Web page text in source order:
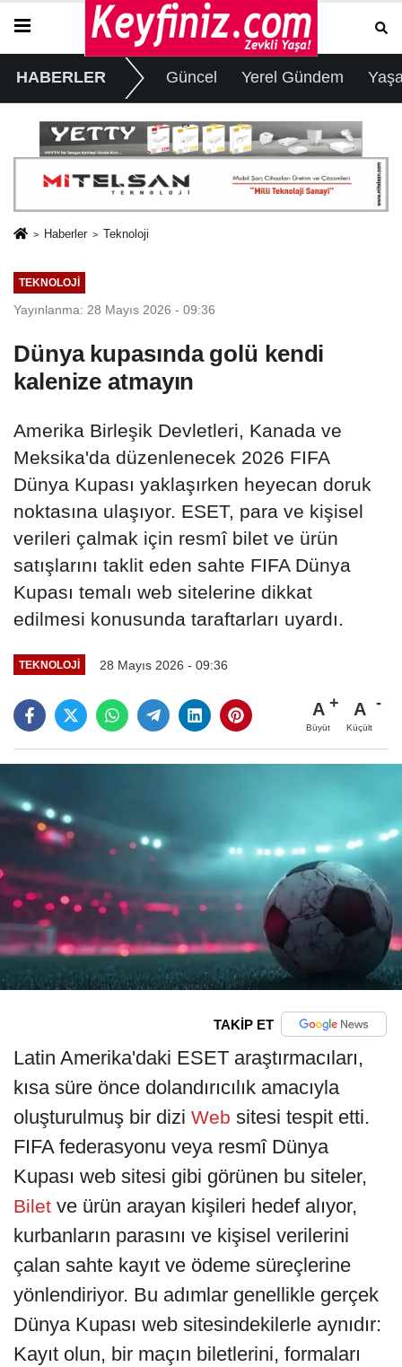
HABERLER Güncel Yerel Gündem
Haberler Teknoloji
TEKNOLOJI
Yayınlanma: 28 Mayıs 2026 - 09:36
Dünya kupasında golü kendi
kalenize atmayın
Amerika Birleşik Devletleri, Kanada ve
Meksika'da düzenlenecek 2026 FIFA
Dünya Kupası yaklaşırken heyecan doruk
noktasına ulaşıyor. ESET, para ve kişisel
verileri çalmak için resmî bilet ve ürün
satışlarını taklit eden sahte FIFA Dünya
Kupası temalı web sitelerine dikkat
edilmesi konusunda taraftarları uyardı.
TEKNOLOJI 28 Mayıs 2026 - 09:36
A
Büyüt
A
Küçült
TAKİP ET
Latin Amerika'daki ESET araştırmacıları,
kısa süre önce dolandırıcılık amacıyla
oluşturulmuş bir dizi Web sitesi tespit etti.
FIFA federasyonu veya resmî Dünya
Kupası web sitesi gibi görünen bu siteler,
Bilet ve ürün arayan kişileri hedef alıyor,
kurbanların parasını ve kişisel verilerini
çalan sahte kayıt ve ödeme süreçlerine
yönlendiriyor. Bu adımlar genellikle gerçek
Dünya Kupası web sitesindekilerle aynıdır:
Kayıt olun, bir maçın biletlerini, formaları